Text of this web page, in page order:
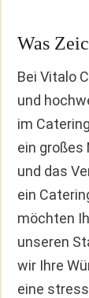
Was
Bei Vitalo
und
im
ein großes
und das
ein
möchten
unseren
wir Ihre
eine